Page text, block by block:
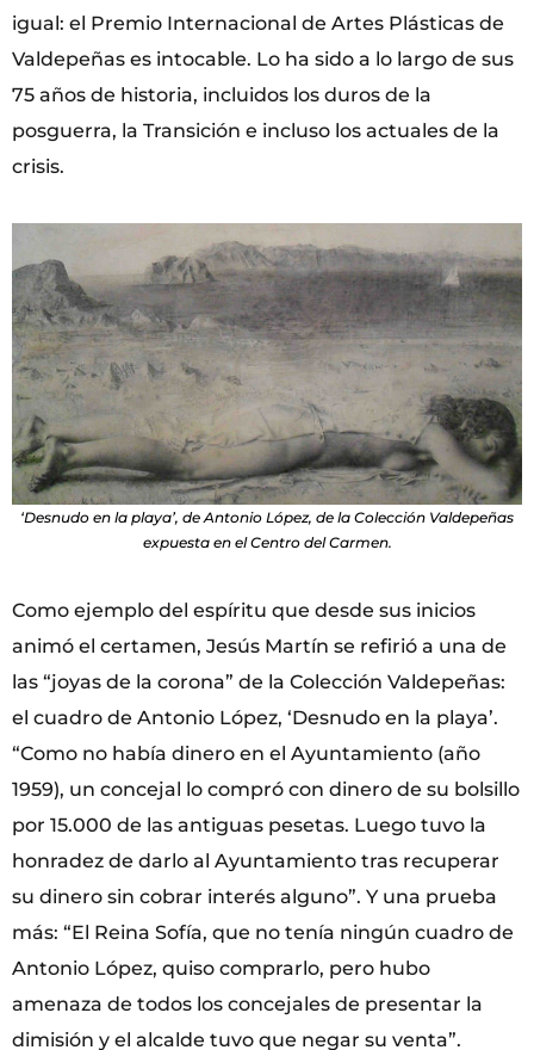
igual: el Premio Internacional de Artes Plásticas de
Valdepeñas es intocable. Lo ha sido a lo largo de sus
75 años de historia, incluidos los duros de la
posguerra, la Transición e incluso los actuales de la
crisis.
‘Desnudo en la playa’, de Antonio López, de la Colección Valdepeñas
expuesta en el Centro del Carmen.
Como ejemplo del espíritu que desde sus inicios
animó el certamen, Jesús Martín se refirió a una de
las “joyas de la corona” de la Colección Valdepeñas:
el cuadro de Antonio López, ‘Desnudo en la playa’.
“Como no había dinero en el Ayuntamiento (año
1959), un concejal lo compró con dinero de su bolsillo
por 15.000 de las antiguas pesetas. Luego tuvo la
honradez de darlo al Ayuntamiento tras recuperar
su dinero sin cobrar interés alguno”. Y una prueba
más: “El Reina Sofía, que no tenía ningún cuadro de
Antonio López, quiso comprarlo, pero hubo
amenaza de todos los concejales de presentar la
dimisión y el alcalde tuvo que negar su venta”.